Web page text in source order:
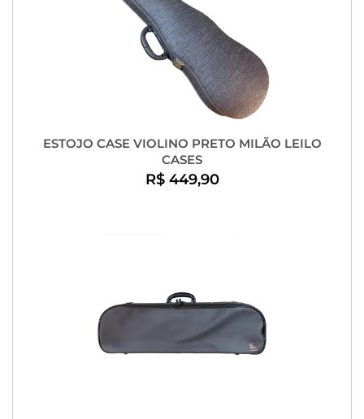
ESTOJO CASE VIOLINO PRETO MILÃO LEILO
CASES
R$ 449,90